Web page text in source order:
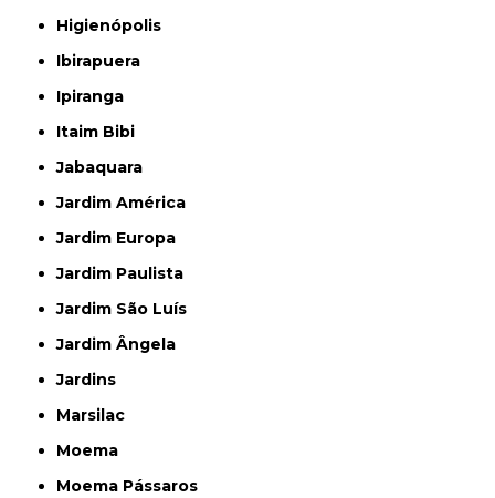
Higienópolis
Ibirapuera
Ipiranga
Itaim Bibi
Jabaquara
Jardim América
Jardim Europa
Jardim Paulista
Jardim São Luís
Jardim Ângela
Jardins
Marsilac
Moema
Moema Pássaros